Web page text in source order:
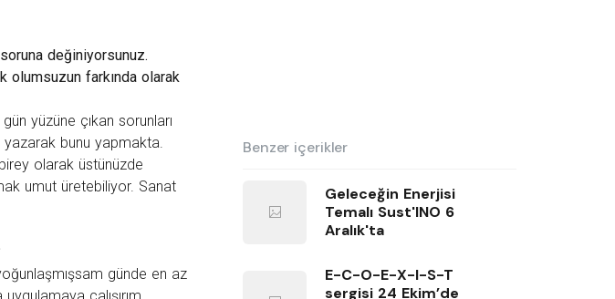
soruna değiniyorsunuz.
olumsuzun farkında olarak
yüzüne çıkan sorunları
yazarak bunu yapmakta.
olarak üstünüzde
umut üretebiliyor. Sanat
günde en az
Benzer içerikler
Geleceğin Enerjisi
Temalı Sust'INO 6
Aralık'ta
E-C-O-E-X-I-S-T
sergisi 24 Ekim’de